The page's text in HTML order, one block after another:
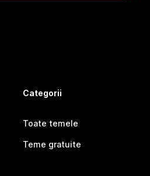
Categorii
Toate temele
Teme gratuite